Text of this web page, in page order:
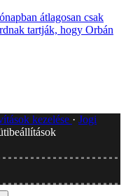
átlagosan csak
tartják, hogy Orbán
kezelése
Jogi